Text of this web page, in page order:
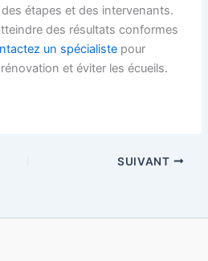
étapes et des intervenants.
des résultats conformes
un spécialiste pour
et éviter les écueils.
SUIVANT